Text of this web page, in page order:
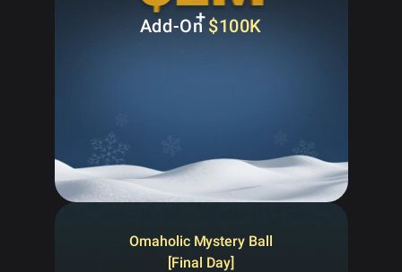
+
Add-On$100K
Omaholic Mystery Ball
[Final Day]